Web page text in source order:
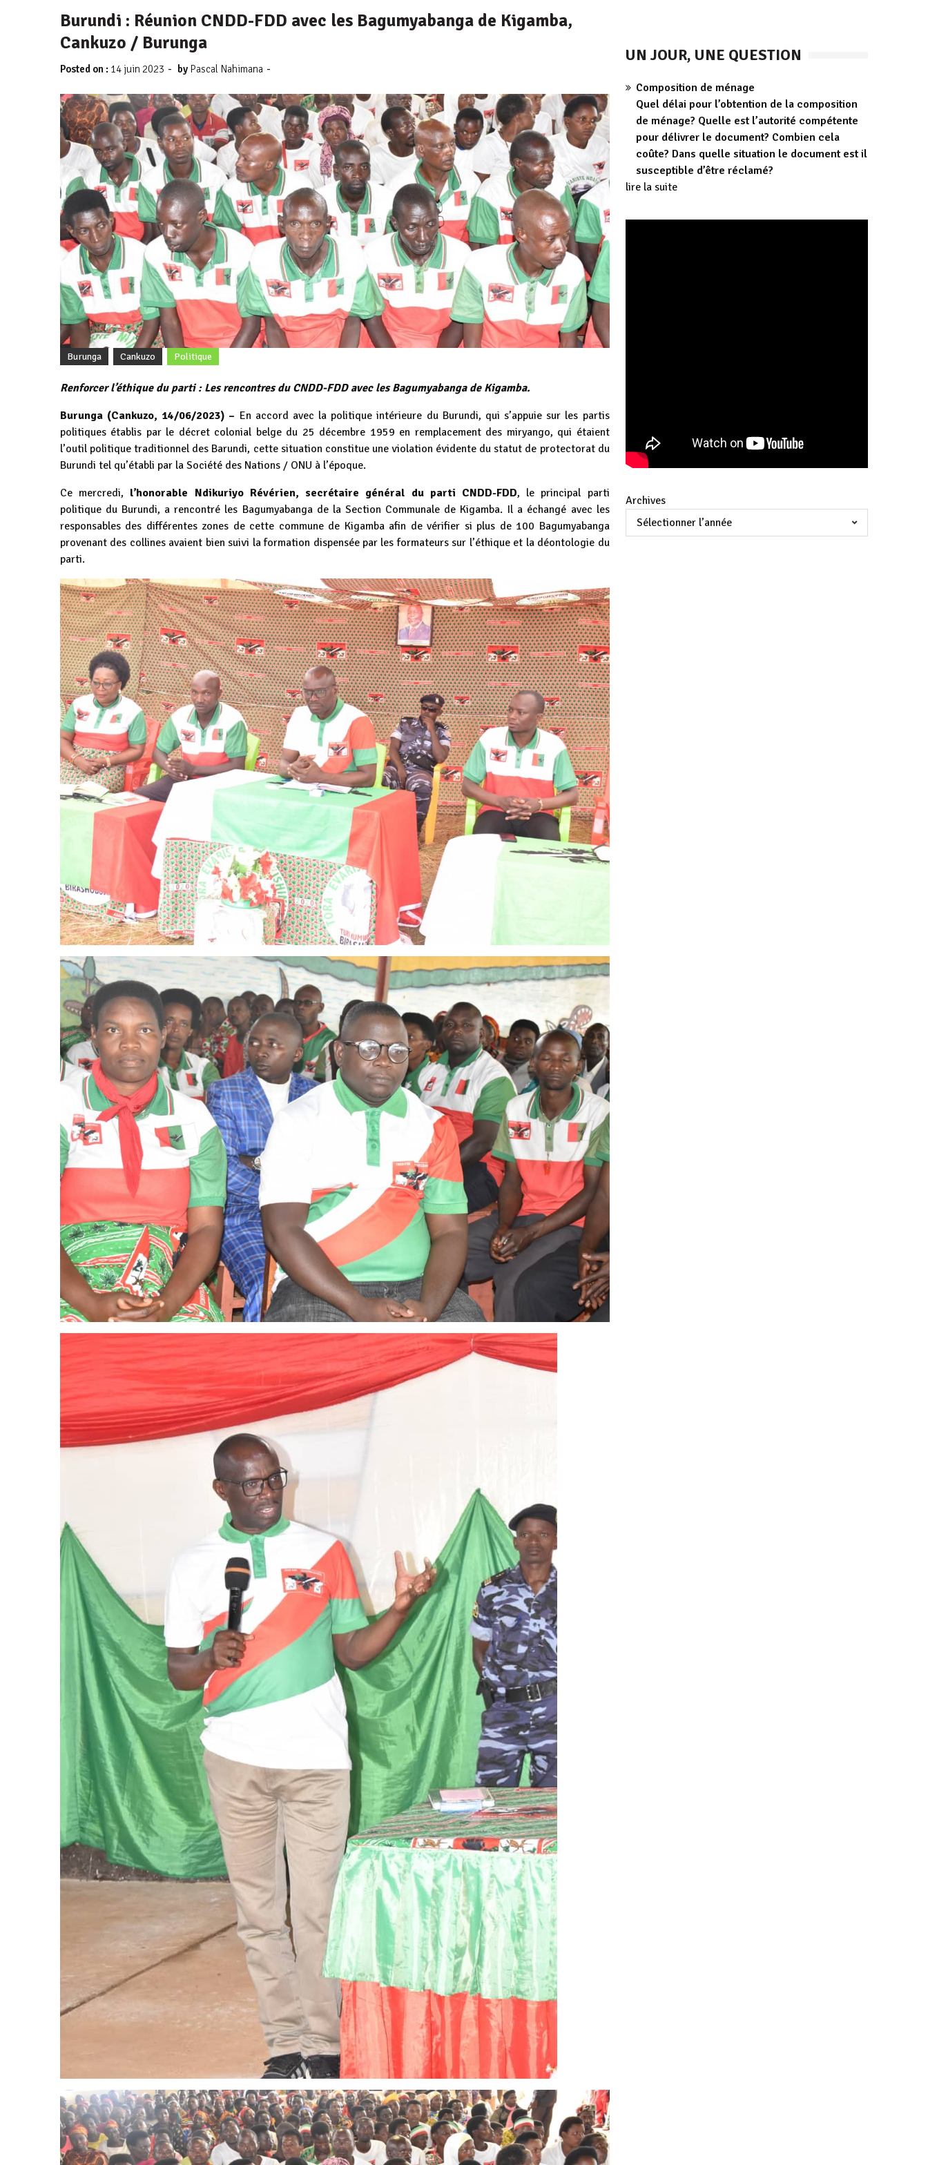
Burundi : Réunion CNDD-FDD avec les Bagumyabanga de Kigamba,
Cankuzo / Burunga
Posted on : 14 juin 2023 - by Pascal Nahimana -
Burunga Cankuzo Politique
Renforcer l’éthique du parti : Les rencontres du CNDD-FDD avec les Bagumyabanga de Kigamba.
Burunga (Cankuzo, 14/06/2023) – En accord avec la politique intérieure du Burundi, qui s’appuie sur les partis
politiques établis par le décret colonial belge du 25 décembre 1959 en remplacement des miryango, qui étaient
l’outil politique traditionnel des Barundi, cette situation constitue une violation évidente du statut de protectorat du
Burundi tel qu’établi par la Société des Nations / ONU à l’époque.
Ce mercredi, l’honorable Ndikuriyo Révérien, secrétaire général du parti CNDD-FDD, le principal parti
politique du Burundi, a rencontré les Bagumyabanga de la Section Communale de Kigamba. Il a échangé avec les
responsables des différentes zones de cette commune de Kigamba afin de vérifier si plus de 100 Bagumyabanga
provenant des collines avaient bien suivi la formation dispensée par les formateurs sur l’éthique et la déontologie du
parti.
UN JOUR, UNE QUESTION
Composition de ménage
Quel délai pour l’obtention de la composition
de ménage? Quelle est l’autorité compétente
pour délivrer le document? Combien cela
coûte? Dans quelle situation le document est il
susceptible d’être réclamé?
lire la suite
Archives